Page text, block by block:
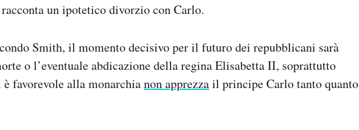
un ipotetico divorzio con Carlo.
Smith, il momento decisivo per il futuro dei repubblicani sarà
o l’eventuale abdicazione della regina Elisabetta II, soprattutto
è favorevole alla monarchianon apprezzail principe Carlo tanto quanto